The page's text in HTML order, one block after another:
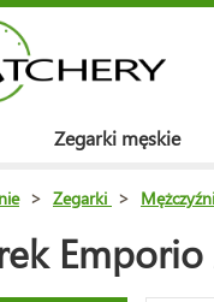
Zegarki męskie
> Zegarki > Mężczyźni